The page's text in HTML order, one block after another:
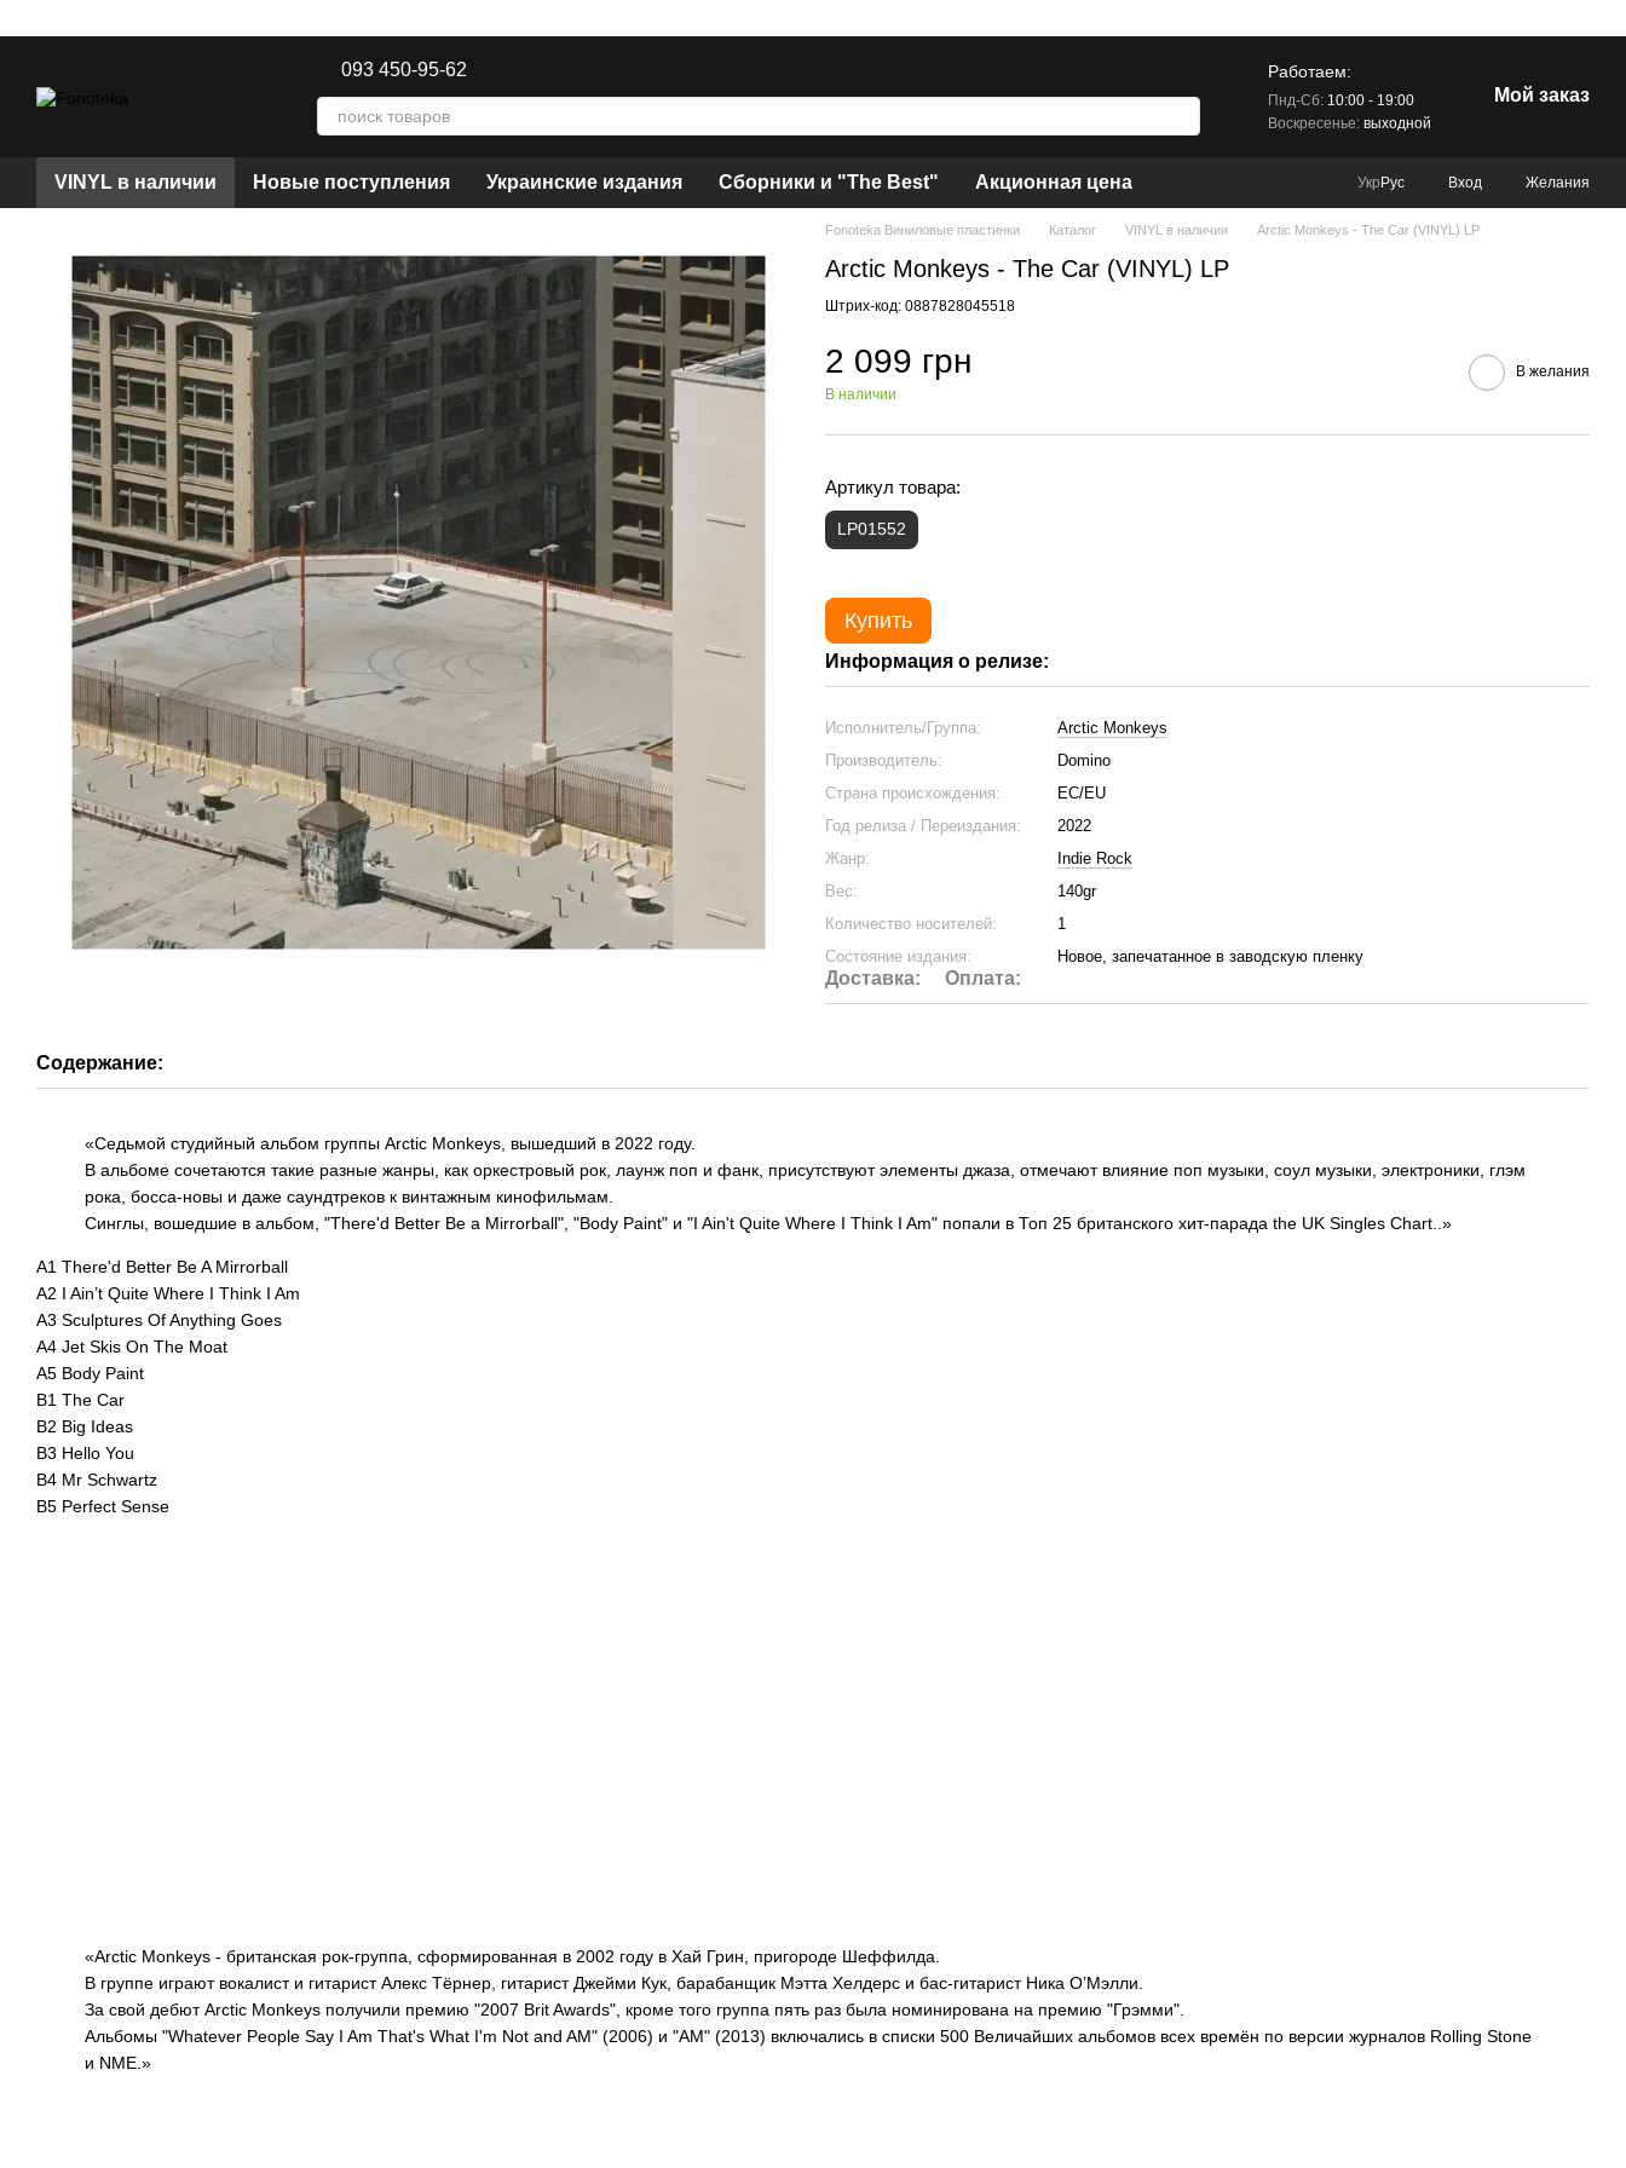
093 450-95-62 Работаем:
Пнд-Сб:10:00 - 19:00
Воскресенье:выходной
Мой заказ
VINYL в наличии Новые поступления Украинские издания Сборники и "The Best" Акционная цена Укр Рус Вход Желания
Fonoteka Виниловые пластинки Каталог VINYL в наличии Arctic Monkeys - The Car (VINYL) LP
Arctic Monkeys - The Car (VINYL) LP
Штрих-код: 0887828045518
2 099 грн
В наличии
В желания
Артикул товара:
LP01552
Купить
Информация о релизе:
Исполнитель/Группа:
Arctic Monkeys
Производитель:
Domino
Страна происхождения:
ЕС/EU
Год релиза / Переиздания:
2022
Жанр:
Indie Rock
Вес:
140gr
Количество носителей:
1
Состояние издания:
Новое, запечатанное в заводскую пленку
Доставка: Оплата:
Содержание:
«Седьмой студийный альбом группы Arctic Monkeys, вышедший в 2022 году.
В альбоме сочетаются такие разные жанры, как оркестровый рок, лаунж поп и фанк, присутствуют элементы джаза, отмечают влияние поп музыки, соул музыки, электроники, глэм
рока, босса-новы и даже саундтреков к винтажным кинофильмам.
Синглы, вошедшие в альбом, "There'd Better Be a Mirrorball", "Body Paint" и "I Ain't Quite Where I Think I Am" попали в Топ 25 британского хит-парада the UK Singles Chart..»
A1 There'd Better Be A Mirrorball
A2 I Ain’t Quite Where I Think I Am
A3 Sculptures Of Anything Goes
A4 Jet Skis On The Moat
A5 Body Paint
B1 The Car
B2 Big Ideas
B3 Hello You
B4 Mr Schwartz
B5 Perfect Sense
«Arctic Monkeys - британская рок-группа, сформированная в 2002 году в Хай Грин, пригороде Шеффилда.
В группе играют вокалист и гитарист Алекс Тёрнер, гитарист Джейми Кук, барабанщик Мэтта Хелдерс и бас-гитарист Ника О’Мэлли.
За свой дебют Arctic Monkeys получили премию "2007 Brit Awards", кроме того группа пять раз была номинирована на премию "Грэмми".
Альбомы "Whatever People Say I Am That's What I'm Not and AM" (2006) и "AM" (2013) включались в списки 500 Величайших альбомов всех времён по версии журналов Rolling Stone
и NME.»